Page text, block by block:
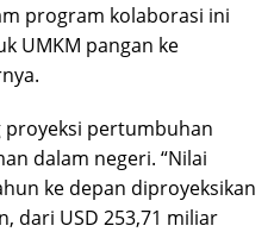
program kolaborasi ini
UMKM pangan ke
proyeksi pertumbuhan
dalam negeri. “Nilai
ke depan diproyeksikan
dari USD 253,71 miliar